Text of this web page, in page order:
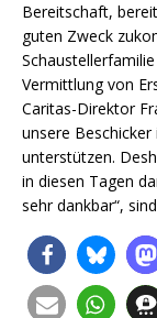
Bereitschaft,
guten Zweck
Vermittlung von
Caritas-Direktor
unsere
unterstützen.
in diesen Tagen
sehr dankbar“,